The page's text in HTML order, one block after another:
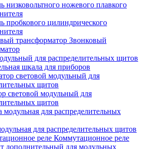
низковольтного ножевого плавкого
пробкового цилиндрического
Звонковый
для распределительных щитов
шкала для приборов
световой модульный для
щитов
для распределительных щитов
Коммутационное реле